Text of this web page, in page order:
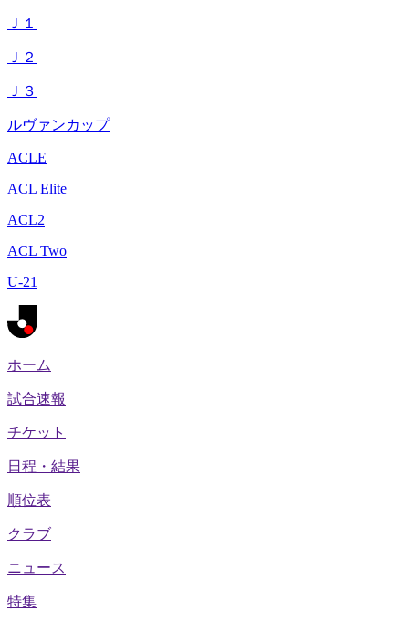
Ｊ１
Ｊ２
Ｊ３
ルヴァンカップ
ACLE
ACL Elite
ACL2
ACL Two
U-21
ホーム
試合速報
チケット
日程・結果
順位表
クラブ
ニュース
特集